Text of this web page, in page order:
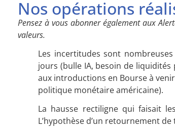
Nos opérations
Pensez à vous abonner également aux
valeurs.
Les incertitudes sont
jours (bulle IA, besoin de
aux introductions en Bourse à
politique monétaire américaine).
La hausse rectiligne qui faisait
L’hypothèse d’un retournement